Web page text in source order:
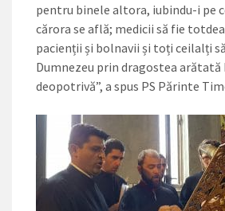
pentru binele altora, iubindu-i pe
cărora se află; medicii să fie
pacienții și bolnavii și toți ceilalți
Dumnezeu prin dragostea arătată
deopotrivă”, a spus PS Părinte